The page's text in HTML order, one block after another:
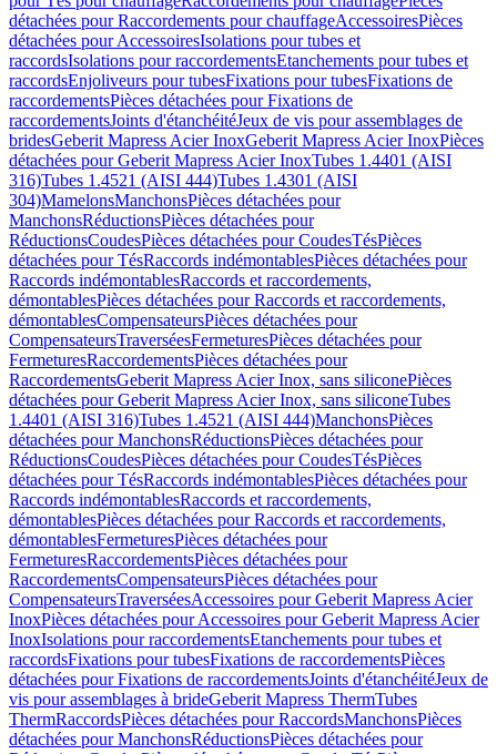
détachées pour Raccordements pour chauffageAccessoiresPièces
détachées pour AccessoiresIsolations pour tubes et
raccordsIsolations pour raccordementsEtanchements pour tubes et
raccordsEnjoliveurs pour tubesFixations pour tubesFixations de
raccordementsPièces détachées pour Fixations de
raccordementsJoints d'étanchéitéJeux de vis pour assemblages de
bridesGeberit Mapress Acier InoxGeberit Mapress Acier InoxPièces
détachées pour Geberit Mapress Acier InoxTubes 1.4401 (AISI
316)Tubes 1.4521 (AISI 444)Tubes 1.4301 (AISI
304)MamelonsManchonsPièces détachées pour
ManchonsRéductionsPièces détachées pour
RéductionsCoudesPièces détachées pour CoudesTésPièces
détachées pour TésRaccords indémontablesPièces détachées pour
Raccords indémontablesRaccords et raccordements,
démontablesPièces détachées pour Raccords et raccordements,
démontablesCompensateursPièces détachées pour
CompensateursTraverséesFermeturesPièces détachées pour
FermeturesRaccordementsPièces détachées pour
RaccordementsGeberit Mapress Acier Inox, sans siliconePièces
détachées pour Geberit Mapress Acier Inox, sans siliconeTubes
1.4401 (AISI 316)Tubes 1.4521 (AISI 444)ManchonsPièces
détachées pour ManchonsRéductionsPièces détachées pour
RéductionsCoudesPièces détachées pour CoudesTésPièces
détachées pour TésRaccords indémontablesPièces détachées pour
Raccords indémontablesRaccords et raccordements,
démontablesPièces détachées pour Raccords et raccordements,
démontablesFermeturesPièces détachées pour
FermeturesRaccordementsPièces détachées pour
RaccordementsCompensateursPièces détachées pour
CompensateursTraverséesAccessoires pour Geberit Mapress Acier
InoxPièces détachées pour Accessoires pour Geberit Mapress Acier
InoxIsolations pour raccordementsEtanchements pour tubes et
raccordsFixations pour tubesFixations de raccordementsPièces
détachées pour Fixations de raccordementsJoints d'étanchéitéJeux de
vis pour assemblages à brideGeberit Mapress ThermTubes
ThermRaccordsPièces détachées pour RaccordsManchonsPièces
détachées pour ManchonsRéductionsPièces détachées pour